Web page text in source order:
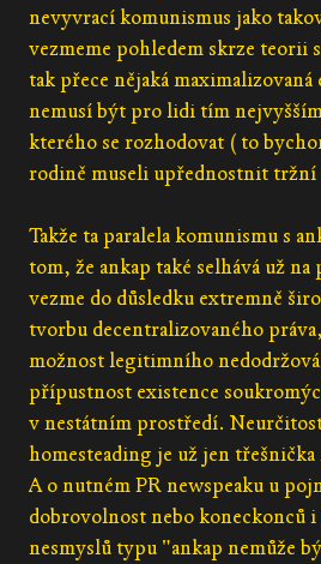
nevyvrací komunismus jako
vezmeme pohledem skrze teorii
tak přece nějaká
nemusí být pro lidi tím
kterého se rozhodovat ( to
rodině museli upřednostnit tržní
Takže ta paralela komunismu s
tom, že ankap také selhává už
vezme do důsledku extremně
tvorbu decentralizovaného
možnost legitimního
přípustnost existence
v nestátním prostředí.
homesteading je už jen třešnička
A o nutném PR newspeaku u
dobrovolnost nebo koneckonců
nesmyslů typu "ankap nemůže